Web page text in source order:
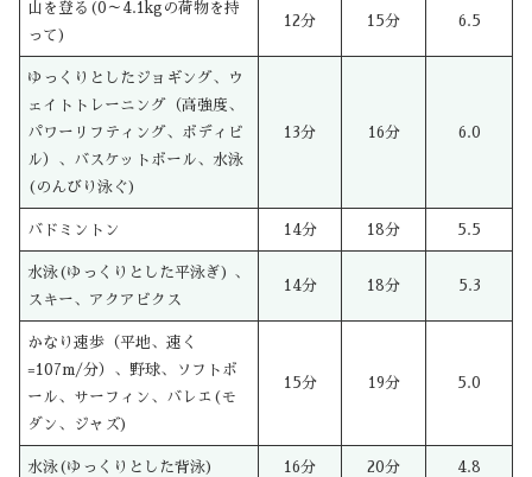
山を登る(0～4.1kgの荷物を持
って)
12分 15分 6.5
ゆっくりとしたジョギング、ウ
ェイトトレーニング（高強度、
パワーリフティング、ボディビ
ル）、バスケットボール、水泳
(のんびり泳ぐ)
13分 16分 6.0
バドミントン 14分 18分 5.5
水泳(ゆっくりとした平泳ぎ) 、
スキー、アクアビクス
14分 18分 5.3
かなり速歩（平地、速く
=107m/分）、野球、ソフトボ
ール、サーフィン、バレエ(モ
ダン、ジャズ)
15分 19分 5.0
水泳(ゆっくりとした背泳) 16分 20分 4.8